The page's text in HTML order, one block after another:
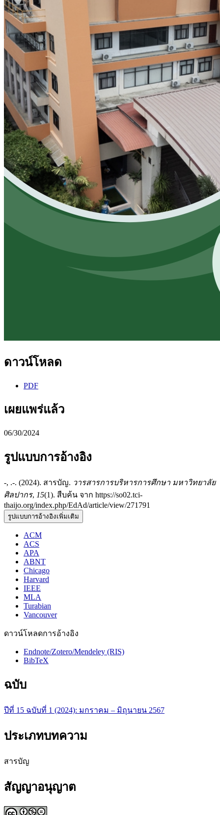
ดาวน์โหลด
PDF
เผยแพร่แล้ว
06/30/2024
รูปแบบการอ้างอิง
-, .-. (2024). สารบัญ. วารสารการบริหารการศึกษา มหาวิทยาลัย
ศิลปากร, 15(1). สืบค้น จาก https://so02.tci-
thaijo.org/index.php/EdAd/article/view/271791
รูปแบบการอ้างอิงเพิ่มเติม
ACM
ACS
APA
ABNT
Chicago
Harvard
IEEE
MLA
Turabian
Vancouver
ดาวน์โหลดการอ้างอิง
Endnote/Zotero/Mendeley (RIS)
BibTeX
ฉบับ
ปีที่ 15 ฉบับที่ 1 (2024): มกราคม – มิถุนายน 2567
ประเภทบทความ
สารบัญ
สัญญาอนุญาต